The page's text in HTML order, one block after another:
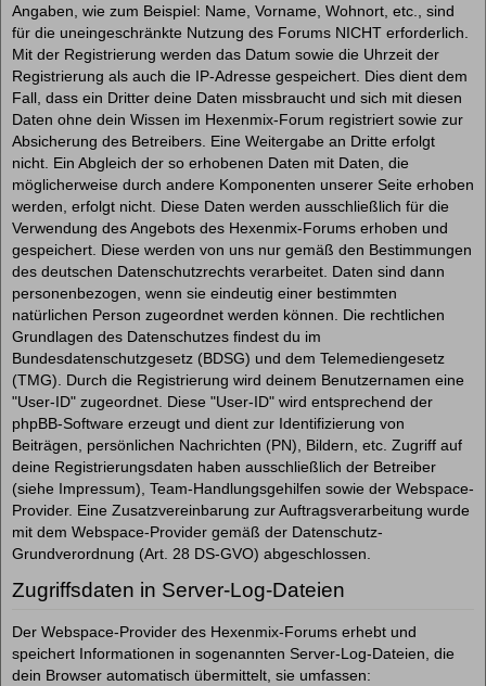
Angaben, wie zum Beispiel: Name, Vorname, Wohnort, etc., sind
für die uneingeschränkte Nutzung des Forums NICHT erforderlich.
Mit der Registrierung werden das Datum sowie die Uhrzeit der
Registrierung als auch die IP-Adresse gespeichert. Dies dient dem
Fall, dass ein Dritter deine Daten missbraucht und sich mit diesen
Daten ohne dein Wissen im Hexenmix-Forum registriert sowie zur
Absicherung des Betreibers. Eine Weitergabe an Dritte erfolgt
nicht. Ein Abgleich der so erhobenen Daten mit Daten, die
möglicherweise durch andere Komponenten unserer Seite erhoben
werden, erfolgt nicht. Diese Daten werden ausschließlich für die
Verwendung des Angebots des Hexenmix-Forums erhoben und
gespeichert. Diese werden von uns nur gemäß den Bestimmungen
des deutschen Datenschutzrechts verarbeitet. Daten sind dann
personenbezogen, wenn sie eindeutig einer bestimmten
natürlichen Person zugeordnet werden können. Die rechtlichen
Grundlagen des Datenschutzes findest du im
Bundesdatenschutzgesetz (BDSG) und dem Telemediengesetz
(TMG). Durch die Registrierung wird deinem Benutzernamen eine
"User-ID" zugeordnet. Diese "User-ID" wird entsprechend der
phpBB-Software erzeugt und dient zur Identifizierung von
Beiträgen, persönlichen Nachrichten (PN), Bildern, etc. Zugriff auf
deine Registrierungsdaten haben ausschließlich der Betreiber
(siehe Impressum), Team-Handlungsgehilfen sowie der Webspace-
Provider. Eine Zusatzvereinbarung zur Auftragsverarbeitung wurde
mit dem Webspace-Provider gemäß der Datenschutz-
Grundverordnung (Art. 28 DS-GVO) abgeschlossen.
Zugriffsdaten in Server-Log-Dateien
Der Webspace-Provider des Hexenmix-Forums erhebt und
speichert Informationen in sogenannten Server-Log-Dateien, die
dein Browser automatisch übermittelt, sie umfassen: